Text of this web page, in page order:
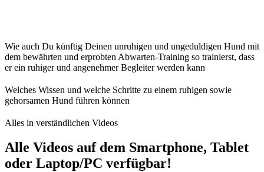
Wie auch Du künftig Deinen unruhigen und ungeduldigen Hund mit
dem bewährten und erprobten Abwarten-Training so trainierst, dass
er ein ruhiger und angenehmer Begleiter werden kann
Welches Wissen und welche Schritte zu einem ruhigen sowie
gehorsamen Hund führen können
Alles in verständlichen Videos
Alle Videos auf dem Smartphone, Tablet
oder Laptop/PC verfügbar!